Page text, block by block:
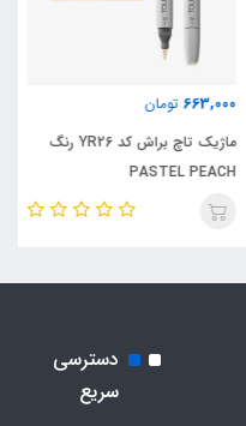
663,000 تومان
ماژیک تاچ براش کد YR26 رنگ
PASTEL PEACH
دسترسی
سریع